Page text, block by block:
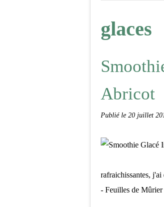
glaces
Abricot
Publié le 20 juillet
rafraichissantes,
- Feuilles de